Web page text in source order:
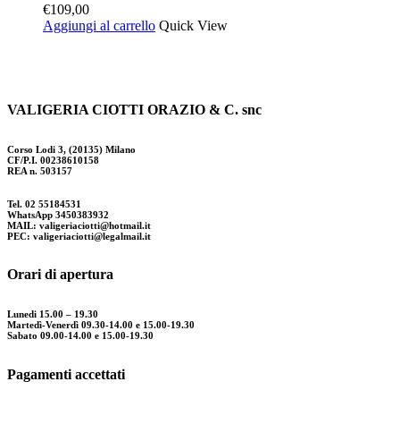
€109,00
Aggiungi al carrello Quick View
VALIGERIA CIOTTI ORAZIO & C. snc
Corso Lodi 3, (20135) Milano
CF/P.I. 00238610158
REA n. 503157
Tel. 02 55184531
WhatsApp 3450383932
MAIL: valigeriaciotti@hotmail.it
PEC: valigeriaciotti@legalmail.it
Orari di apertura
Lunedi 15.00 – 19.30
Martedì-Venerdì 09.30-14.00 e 15.00-19.30
Sabato 09.00-14.00 e 15.00-19.30
Pagamenti accettati